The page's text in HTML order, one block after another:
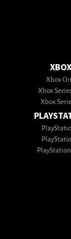
XBOX
Xbox
Xbox
Xbox